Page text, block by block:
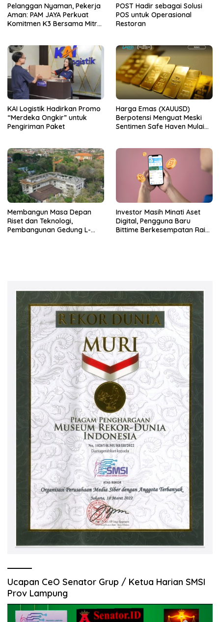
Pelanggan Nyaman, Pekerja
Aman: PAM JAYA Perkuat
Komitmen K3 Bersama Mitra
POST Hadir sebagai Solusi
POS untuk Operasional
Restoran
KAI Logistik Hadirkan Promo
“Merdeka Ongkir” untuk
Pengiriman Paket
Harga Emas (XAUUSD)
Berpotensi Menguat Meski
Sentimen Safe Haven Mulai
Membangun Masa Depan
Riset dan Teknologi,
Pembangunan Gedung L-
Investor Masih Minati Aset
Digital, Pengguna Baru
Bittime Berkesempatan Raih
Ucapan CeO Senator Grup / Ketua Harian SMSI
Prov Lampung